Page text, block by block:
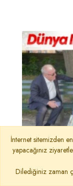
Dünya
İnternet sitemizden
yapacağınız
Dilediğiniz zaman